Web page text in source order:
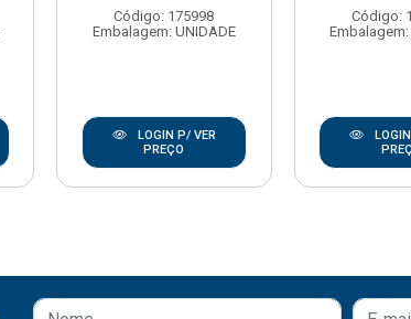
Código: 175998
Embalagem: UNIDADE
LOGIN P/ VER
PREÇO
Código:
Embalagem: